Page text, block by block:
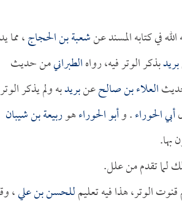
في كتابه المسند عنشعبة بن الحجاج، مما
بريدبذكر الوتر فيه، رواهالطبرانيمن حديث
العلاء بن صالحعنبريدبه ولم يذكر
أبي الحوراء. وأبو الحوراءهوربيعة بن شيبان
بها.
لما تقدم من علل.
الوتر، هذا فيه تعليمللحسن بن علي،